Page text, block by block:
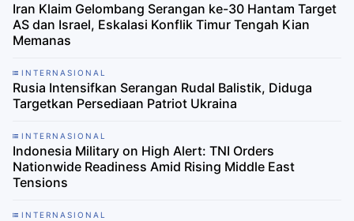
Iran Klaim Gelombang Serangan ke-30 Hantam Target
AS dan Israel, Eskalasi Konflik Timur Tengah Kian
Memanas
INTERNASIONAL
Rusia Intensifkan Serangan Rudal Balistik, Diduga
Targetkan Persediaan Patriot Ukraina
INTERNASIONAL
Indonesia Military on High Alert: TNI Orders
Nationwide Readiness Amid Rising Middle East
Tensions
INTERNASIONAL